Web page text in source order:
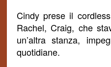
Cindy prese il
Rachel, Craig, che
un’altra stanza,
quotidiane.